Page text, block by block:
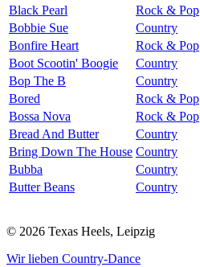
Black Pearl
Rock & Pop
Bobbie Sue
Country
Bonfire Heart
Rock & Pop
Boot Scootin' Boogie
Country
Bop The B
Country
Bored
Rock & Pop
Bossa Nova
Rock & Pop
Bread And Butter
Country
Bring Down The House Country
Bubba
Country
Butter Beans
Country
© 2026 Texas Heels, Leipzig
Wir lieben Country-Dance